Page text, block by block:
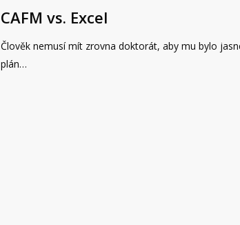
CAFM vs. Excel
Člověk nemusí mít zrovna doktorát, aby mu bylo
plán…